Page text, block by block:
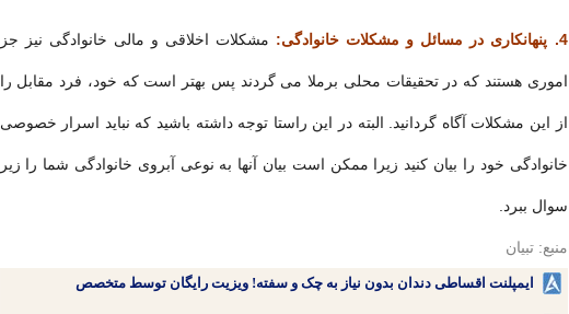
4. پنهانكاری در مسائل و مشكلات خانوادگی: مشكلات اخلاقی و مالی خانوادگی نیز جز
اموری هستند كه در تحقیقات محلی برملا می گردند پس بهتر است كه خود، فرد مقابل را
از این مشكلات آگاه گردانید. البته در این راستا توجه داشته باشید كه نباید اسرار خصوصی
خانوادگی خود را بیان كنید زیرا ممكن است بیان آنها به نوعی آبروی خانوادگی شما را زیر
سوال ببرد.
منبع: تبیان
ایمپلنت اقساطی دندان بدون نیاز به چک و سفته! ویزیت رایگان توسط متخصص